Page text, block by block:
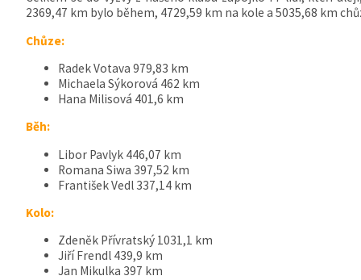
2369,47 km bylo během, 4729,59 km na kole a 5035,68 km
Chůze:
Radek Votava 979,83 km
Michaela Sýkorová 462 km
Hana Milisová 401,6 km
Běh:
Libor Pavlyk 446,07 km
Romana Siwa 397,52 km
František Vedl 337,14 km
Kolo:
Zdeněk Přívratský 1031,1 km
Jiří Frendl 439,9 km
Jan Mikulka 397 km